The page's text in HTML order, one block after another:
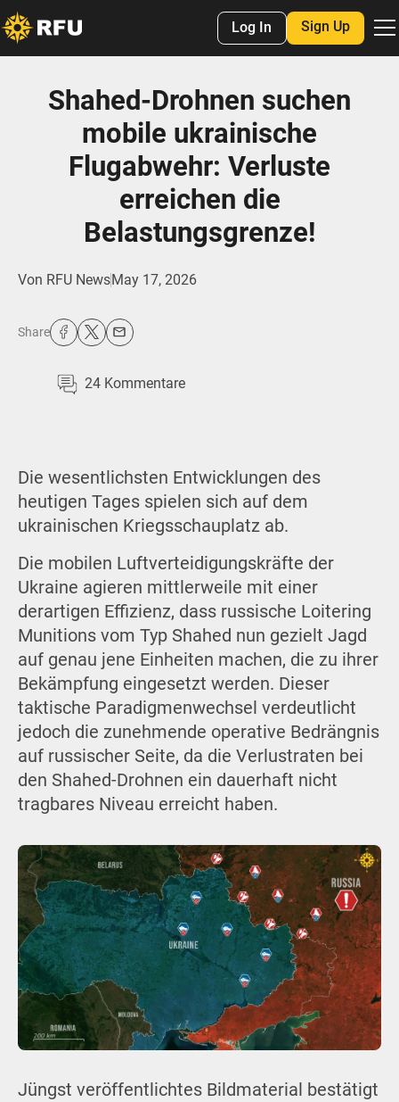
Log In Sign Up
Shahed-Drohnen suchen
mobile ukrainische
Flugabwehr: Verluste
erreichen die
Belastungsgrenze!
Von RFU NewsMay 17, 2026
Share
24 Kommentare
Die wesentlichsten Entwicklungen des
heutigen Tages spielen sich auf dem
ukrainischen Kriegsschauplatz ab.
Die mobilen Luftverteidigungskräfte der
Ukraine agieren mittlerweile mit einer
derartigen Effizienz, dass russische Loitering
Munitions vom Typ Shahed nun gezielt Jagd
auf genau jene Einheiten machen, die zu ihrer
Bekämpfung eingesetzt werden. Dieser
taktische Paradigmenwechsel verdeutlicht
jedoch die zunehmende operative Bedrängnis
auf russischer Seite, da die Verlustraten bei
den Shahed-Drohnen ein dauerhaft nicht
tragbares Niveau erreicht haben.
Jüngst veröffentlichtes Bildmaterial bestätigt